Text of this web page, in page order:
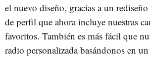
el nuevo diseño, gracias a un
de perfil que ahora incluye nuestras
favoritos. También es más fácil que
radio personalizada basándonos en